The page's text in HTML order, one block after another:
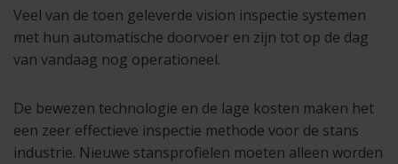
Veel van de toen geleverde vision inspectie systemen
met hun automatische doorvoer en zijn tot op de dag
van vandaag nog operationeel.
De bewezen technologie en de lage kosten maken het
een zeer effectieve inspectie methode voor de stans
industrie. Nieuwe stansprofielen moeten alleen worden